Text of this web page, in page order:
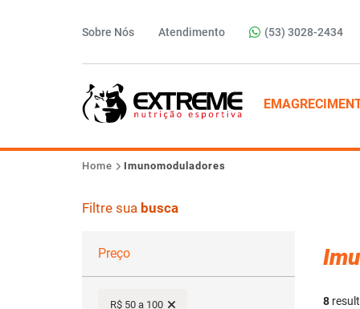
Sobre Nós Atendimento (53) 3028-2434
Home Imunomoduladores
Filtre sua busca
Preço
R$ 50 a 100 8